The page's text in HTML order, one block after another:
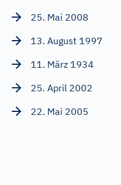
25. Mai 2008
13. August 1997
11. März 1934
25. April 2002
22. Mai 2005